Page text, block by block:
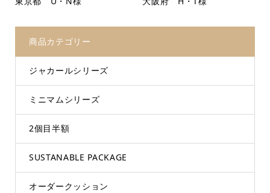
商品カテゴリー
ジャカールシリーズ
ミニマムシリーズ
2個目半額
SUSTANABLE PACKAGE
オーダークッション